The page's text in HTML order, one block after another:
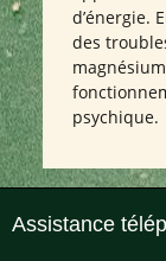
d’énergie.
des
psychique.
Assistance